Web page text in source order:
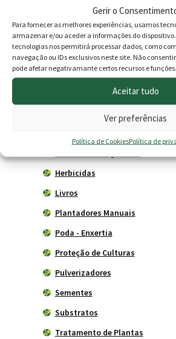
Gerir o
Para fornecer as melhores experiências, usamos
armazenar e/ou aceder a informações do
tecnologias nos permitirá processar dados, como
navegação ou IDs exclusivos neste site. Não
pode afetar negativamante certos recursos e funções.
Aceitar tudo
Ver preferências
Política de CookiesPolítica de
Agricultura
Horta
Acessórios
Herbicidas
Livros
Plantadores Manuais
Poda - Enxertia
Proteção de Culturas
Pulverizadores
Sementes
Substratos
Tratamento de Plantas